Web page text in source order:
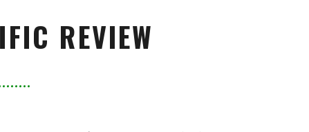
REVIEW